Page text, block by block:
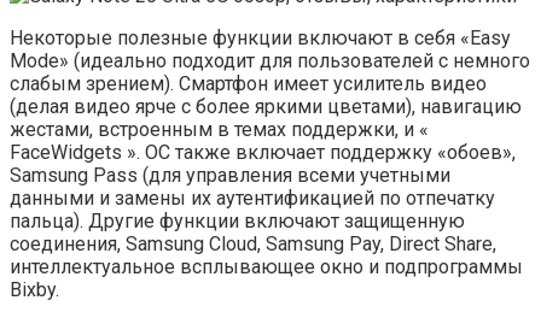
Некоторые полезные функции включают в себя «Easy
Mode» (идеально подходит для пользователей с немного
слабым зрением). Смартфон имеет усилитель видео
(делая видео ярче с более яркими цветами), навигацию
жестами, встроенным в темах поддержки, и «
FaceWidgets ». ОС также включает поддержку «обоев»,
Samsung Pass (для управления всеми учетными
данными и замены их аутентификацией по отпечатку
пальца). Другие функции включают защищенную
соединения, Samsung Cloud, Samsung Pay, Direct Share,
интеллектуальное всплывающее окно и подпрограммы
Bixby.